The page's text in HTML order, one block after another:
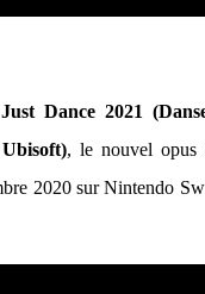
Just Dance 2021
, le nouvel opus
2020 sur Nintendo